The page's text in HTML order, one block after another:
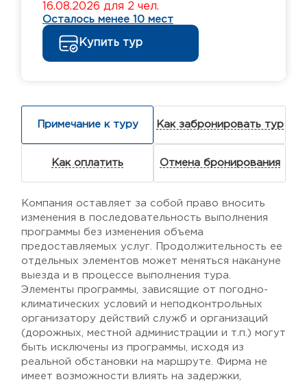
16.08.2026 для 2 чел.
Осталось менее 10 мест
Купить тур
Примечание к туру Как забронировать тур
Как оплатить Отмена бронирования
Компания оставляет за собой право вносить
изменения в последовательность выполнения
программы без изменения объема
предоставляемых услуг. Продолжительность ее
отдельных элементов может меняться накануне
выезда и в процессе выполнения тура.
Элементы программы, зависящие от погодно-
климатических условий и неподконтрольных
организатору действий служб и организаций
(дорожных, местной администрации и т.п.) могут
быть исключены из программы, исходя из
реальной обстановки на маршруте. Фирма не
имеет возможности влиять на задержки,